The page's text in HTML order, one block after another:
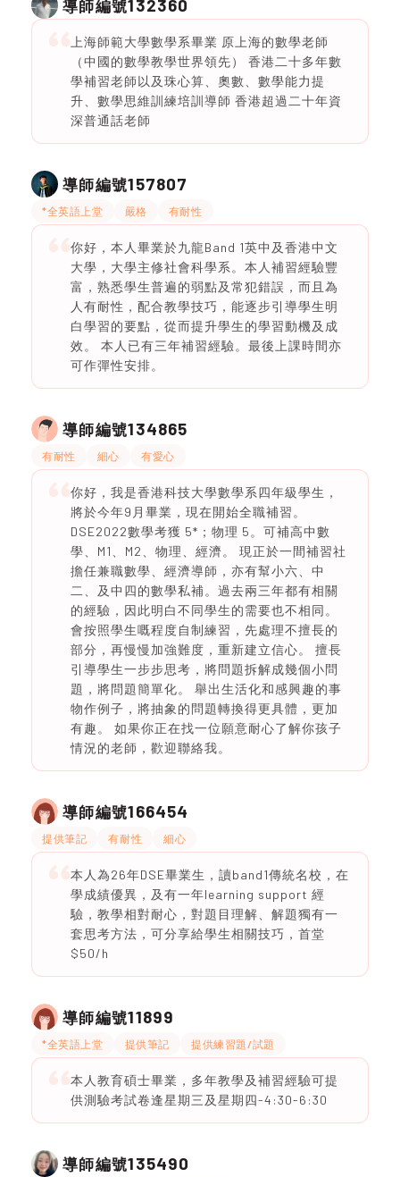
導師編號132360
上海師範大學數學系畢業 原上海的數學老師
（中國的數學教學世界領先） 香港二十多年數
學補習老師以及珠心算、奧數、數學能力提
升、數學思維訓練培訓導師 香港超過二十年資
深普通話老師
導師編號157807
*全英語上堂 嚴格 有耐性
你好，本人畢業於九龍Band 1英中及香港中文
大學，大學主修社會科學系。本人補習經驗豐
富，熟悉學生普遍的弱點及常犯錯誤，而且為
人有耐性，配合教學技巧，能逐步引導學生明
白學習的要點，從而提升學生的學習動機及成
效。 本人已有三年補習經驗。最後上課時間亦
可作彈性安排。
導師編號134865
有耐性 細心 有愛心
你好，我是香港科技大學數學系四年級學生，
將於今年9月畢業，現在開始全職補習。
DSE2022數學考獲 5*；物理 5。可補高中數
學、M1、M2、物理、經濟。 現正於一間補習社
擔任兼職數學、經濟導師，亦有幫小六、中
二、及中四的數學私補。過去兩三年都有相關
的經驗，因此明白不同學生的需要也不相同。
會按照學生嘅程度自制練習，先處理不擅長的
部分，再慢慢加強難度，重新建立信心。 擅長
引導學生一步步思考，將問題拆解成幾個小問
題，將問題簡單化。 舉出生活化和感興趣的事
物作例子，將抽象的問題轉換得更具體，更加
有趣。 如果你正在找一位願意耐心了解你孩子
情況的老師，歡迎聯絡我。
導師編號166454
提供筆記 有耐性 細心
本人為26年DSE畢業生，讀band1傳統名校，在
學成績優異，及有一年learning support 經
驗，教學相對耐心，對題目理解、解題獨有一
套思考方法，可分享給學生相關技巧，首堂
$50/h
導師編號11899
*全英語上堂 提供筆記 提供練習題/試題
本人教育碩士畢業，多年教學及補習經驗可提
供測驗考試卷逢星期三及星期四-4:30-6:30
導師編號135490